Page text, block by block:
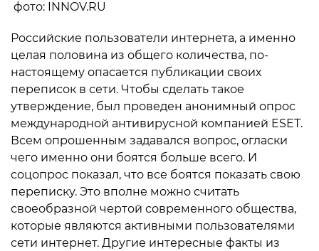
фото: INNOV.RU
Российские пользователи интернета, а именно
целая половина из общего количества, по-
настоящему опасается публикации своих
переписок в сети. Чтобы сделать такое
утверждение, был проведен анонимный опрос
международной антивирусной компанией ESET.
Всем опрошенным задавался вопрос, огласки
чего именно они боятся больше всего. И
соцопрос показал, что все боятся показать свою
переписку. Это вполне можно считать
своеобразной чертой современного общества,
которые являются активными пользователями
сети интернет. Другие интересные факты из